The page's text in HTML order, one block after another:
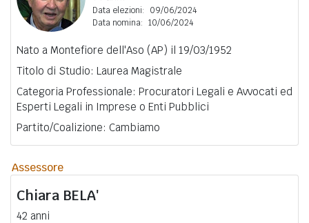
Data elezioni:
09/06/2024
Data nomina: 10/06/2024
Nato a Montefiore dell'Aso (AP) il 19/03/1952
Titolo di Studio: Laurea Magistrale
Categoria Professionale: Procuratori Legali e Avvocati ed
Esperti Legali in Imprese o Enti Pubblici
Partito/Coalizione: Cambiamo
Assessore
Chiara BELA'
42 anni